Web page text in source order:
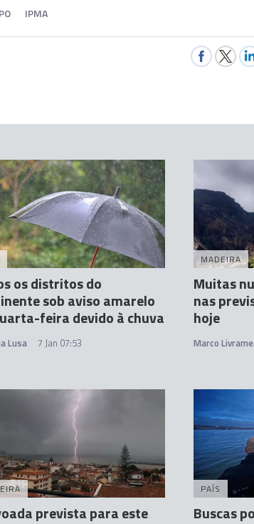
IPMA
os distritos do
sob aviso amarelo
feira devido à chuva
Lusa 7 Jan 07:53
MADEIRA
Muitas
nas
hoje
Marco
prevista para este
PAÍS
Buscas